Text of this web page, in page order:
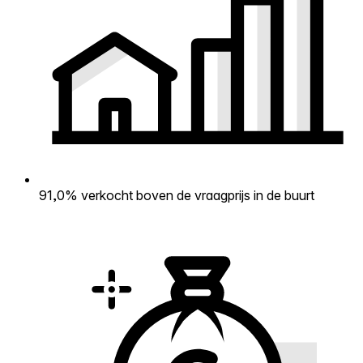
91,0% verkocht boven de vraagprijs in de buurt